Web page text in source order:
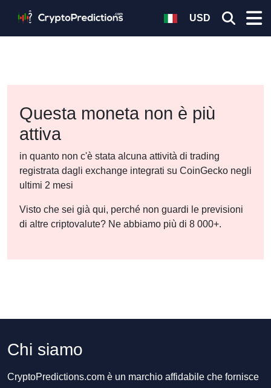
USD
Questa moneta non è più
attiva
in quanto non c'è stata alcuna attività di trading
registrata dagli exchange integrati su CoinGecko negli
ultimi 2 mesi
Visto che sei già qui, perché non guardi le previsioni
di altre criptovalute? Ne abbiamo più di 8 000+.
Chi siamo
CryptoPredictions.com è un marchio affidabile che fornisce